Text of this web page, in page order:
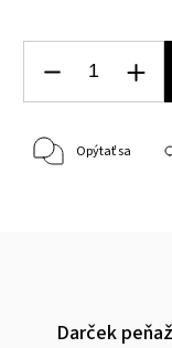
Opýtať sa
Darček